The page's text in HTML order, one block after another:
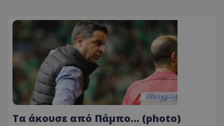
Τα άκουσε από Πάμπο… (photo)